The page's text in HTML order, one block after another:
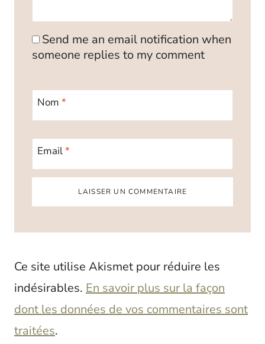
Send me an email notification when
someone replies to my comment
Nom *
Email*
Ce site utilise Akismet pour réduire les
indésirables. En savoir plus sur la façon
dont les données de vos commentaires sont
traitées.